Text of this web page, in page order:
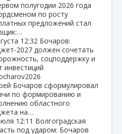
полугодии 2026 года
по росту
предложений стал
12:32 Бочаров:
должен сочетать
соцподдержку и
инвестиций
Бочаров сформулировал
по формированию и
областного
на…
12:11 Волгоградская
под ударом: Бочаров